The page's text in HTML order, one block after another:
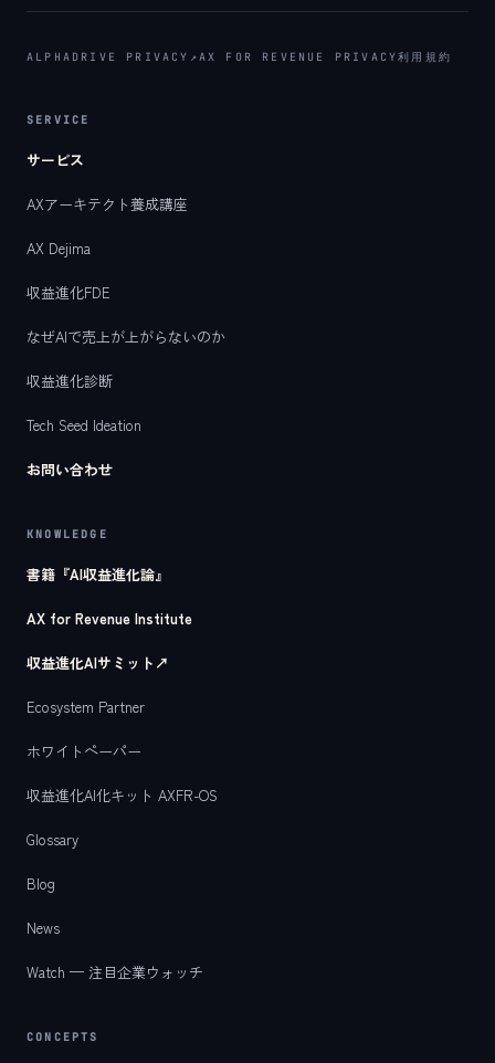
ALPHADRIVE PRIVACY ↗ AX FOR REVENUE PRIVACY利用規約
SERVICE
サービス
AXアーキテクト養成講座
AX Dejima
収益進化FDE
なぜAIで売上が上がらないのか
収益進化診断
Tech Seed Ideation
お問い合わせ
KNOWLEDGE
書籍『AI収益進化論』
AX for Revenue Institute
収益進化AIサミット ↗
Ecosystem Partner
ホワイトペーパー
収益進化AI化キット AXFR-OS
Glossary
Blog
News
Watch — 注目企業ウォッチ
CONCEPTS